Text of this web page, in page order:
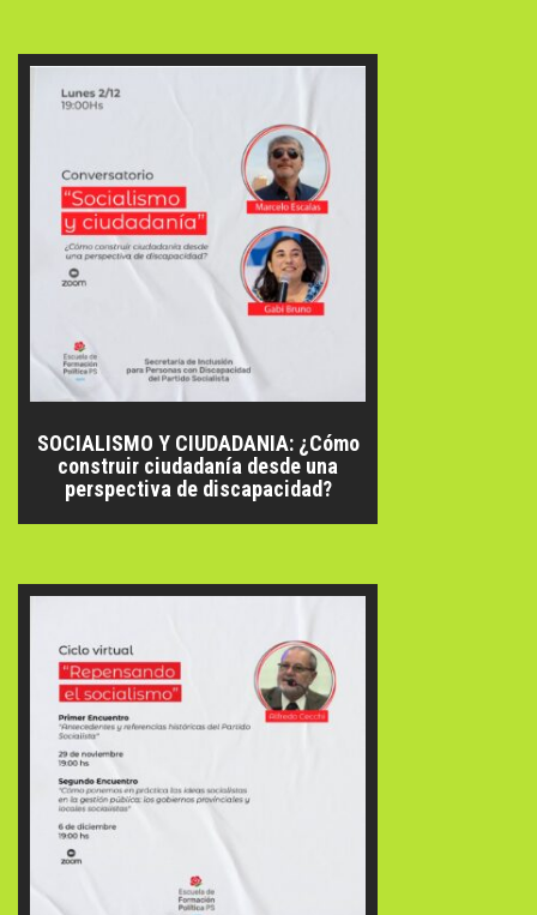
SOCIALISMO Y CIUDADANIA: ¿Cómo
construir ciudadanía desde una
perspectiva de discapacidad?